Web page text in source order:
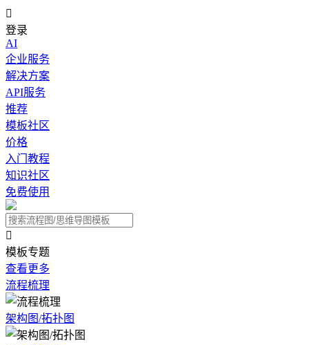

登录
AI
企业服务
解决方案
API服务
推荐
模板社区
价格
入门教程
知识社区
免费使用

模板专题
查看更多
流程梳理
架构图/拓扑图